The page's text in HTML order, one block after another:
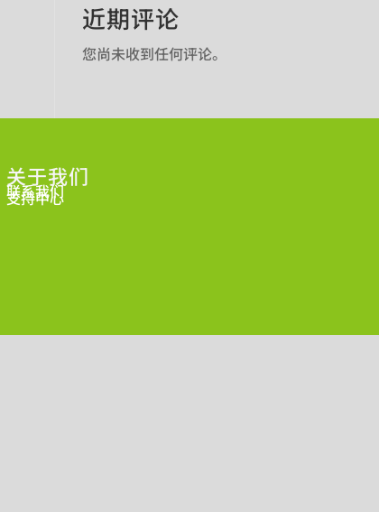
近期评论
您尚未收到任何评论。
关于我们
联系我们
支持中心